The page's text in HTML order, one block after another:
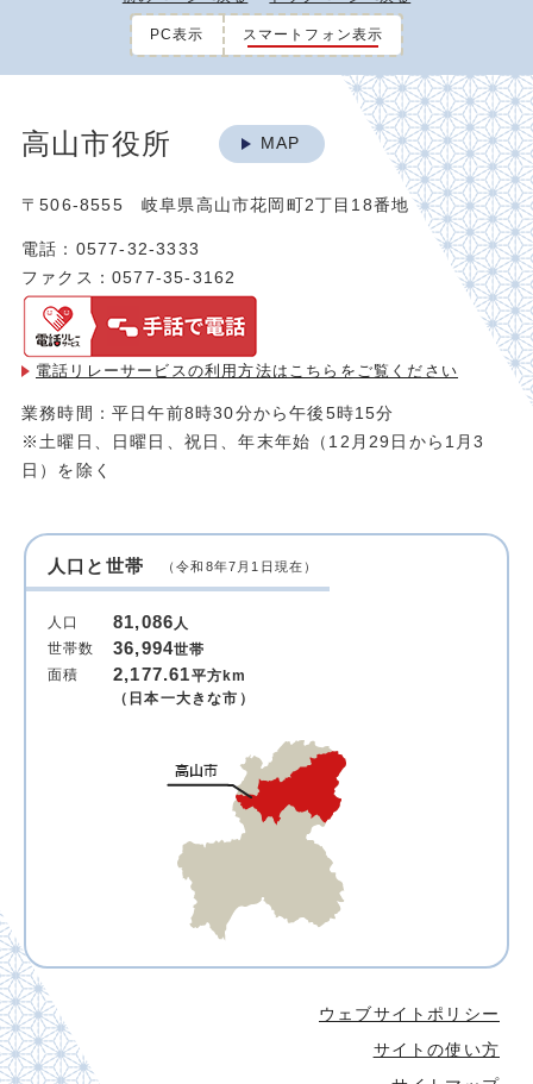
PC表示 スマートフォン表示
高山市役所 MAP
〒506-8555 岐阜県高山市花岡町2丁目18番地
電話：0577-32-3333
ファクス：0577-35-3162
電話リレーサービスの利用方法は こちらをご覧ください
業務時間：平日午前8時30分から午後5時15分
※土曜日、日曜日、祝日、年末年始（12月29日から1月3
日）を除く
人口と世帯 （令和8年7月1日現在）
人口 81,086人
世帯数
36,994世帯
面積
2,177.61平方km
（日本一大きな市）
ウェブサイトポリシー
サイトの使い方